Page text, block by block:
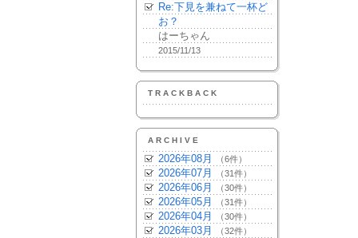
Re:下見を兼ねて一杯ど
お？
はーちゃん
2015/11/13
TRACKBACK
ARCHIVE
2026年08月 （6件）
2026年07月 （31件）
2026年06月 （30件）
2026年05月 （31件）
2026年04月 （30件）
2026年03月 （32件）